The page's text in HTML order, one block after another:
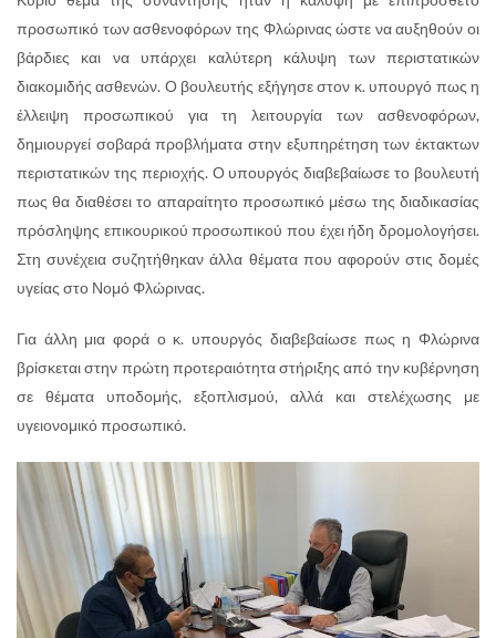
προσωπικό των ασθενοφόρων της Φλώρινας ώστε να αυξηθούν οι
βάρδιες και να υπάρχει καλύτερη κάλυψη των περιστατικών
διακομιδής ασθενών. Ο βουλευτής εξήγησε στον κ. υπουργό πως η
έλλειψη προσωπικού για τη λειτουργία των ασθενοφόρων,
δημιουργεί σοβαρά προβλήματα στην εξυπηρέτηση των έκτακτων
περιστατικών της περιοχής. Ο υπουργός διαβεβαίωσε το βουλευτή
πως θα διαθέσει το απαραίτητο προσωπικό μέσω της διαδικασίας
πρόσληψης επικουρικού προσωπικού που έχει ήδη δρομολογήσει.
Στη συνέχεια συζητήθηκαν άλλα θέματα που αφορούν στις δομές
υγείας στο Νομό Φλώρινας.
Για άλλη μια φορά ο κ. υπουργός διαβεβαίωσε πως η Φλώρινα
βρίσκεται στην πρώτη προτεραιότητα στήριξης από την κυβέρνηση
σε θέματα υποδομής, εξοπλισμού, αλλά και στελέχωσης με
υγειονομικό προσωπικό.